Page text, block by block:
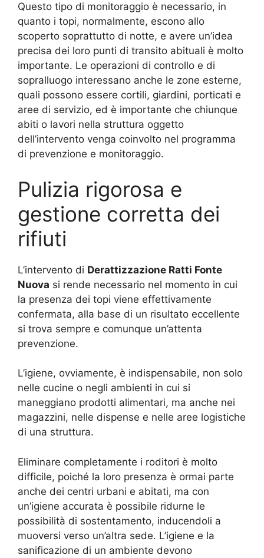
Questo tipo di monitoraggio è necessario, in
quanto i topi, normalmente, escono allo
scoperto soprattutto di notte, e avere un’idea
precisa dei loro punti di transito abituali è molto
importante. Le operazioni di controllo e di
sopralluogo interessano anche le zone esterne,
quali possono essere cortili, giardini, porticati e
aree di servizio, ed è importante che chiunque
abiti o lavori nella struttura oggetto
dell’intervento venga coinvolto nel programma
di prevenzione e monitoraggio.
Pulizia rigorosa e
gestione corretta dei
rifiuti
L’intervento di Derattizzazione Ratti Fonte
Nuova si rende necessario nel momento in cui
la presenza dei topi viene effettivamente
confermata, alla base di un risultato eccellente
si trova sempre e comunque un’attenta
prevenzione.
L’igiene, ovviamente, è indispensabile, non solo
nelle cucine o negli ambienti in cui si
maneggiano prodotti alimentari, ma anche nei
magazzini, nelle dispense e nelle aree logistiche
di una struttura.
Eliminare completamente i roditori è molto
difficile, poiché la loro presenza è ormai parte
anche dei centri urbani e abitati, ma con
un’igiene accurata è possibile ridurne le
possibilità di sostentamento, inducendoli a
muoversi verso un’altra sede. L’igiene e la
sanificazione di un ambiente devono